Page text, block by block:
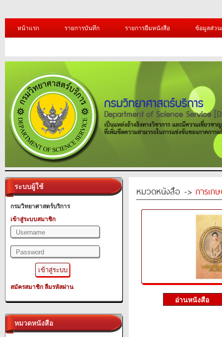
หน้าแรก รายการบันทึก รายการยืมหนังสือ ข้อมูลส่ว
ระบบผู้ใช้
กรมวิทยาศาสตร์บริการ
เข้าสู่ระบบสมาชิก
สมัครสมาชิก ลืมรหัสผ่าน
หมวดหนังสือ
หมวดหนังสือ -> การเก